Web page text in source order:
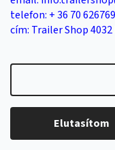
telefon: + 36 70
cím: Trailer Shop
Elutasítom
Copyright 2026
fenntartva.